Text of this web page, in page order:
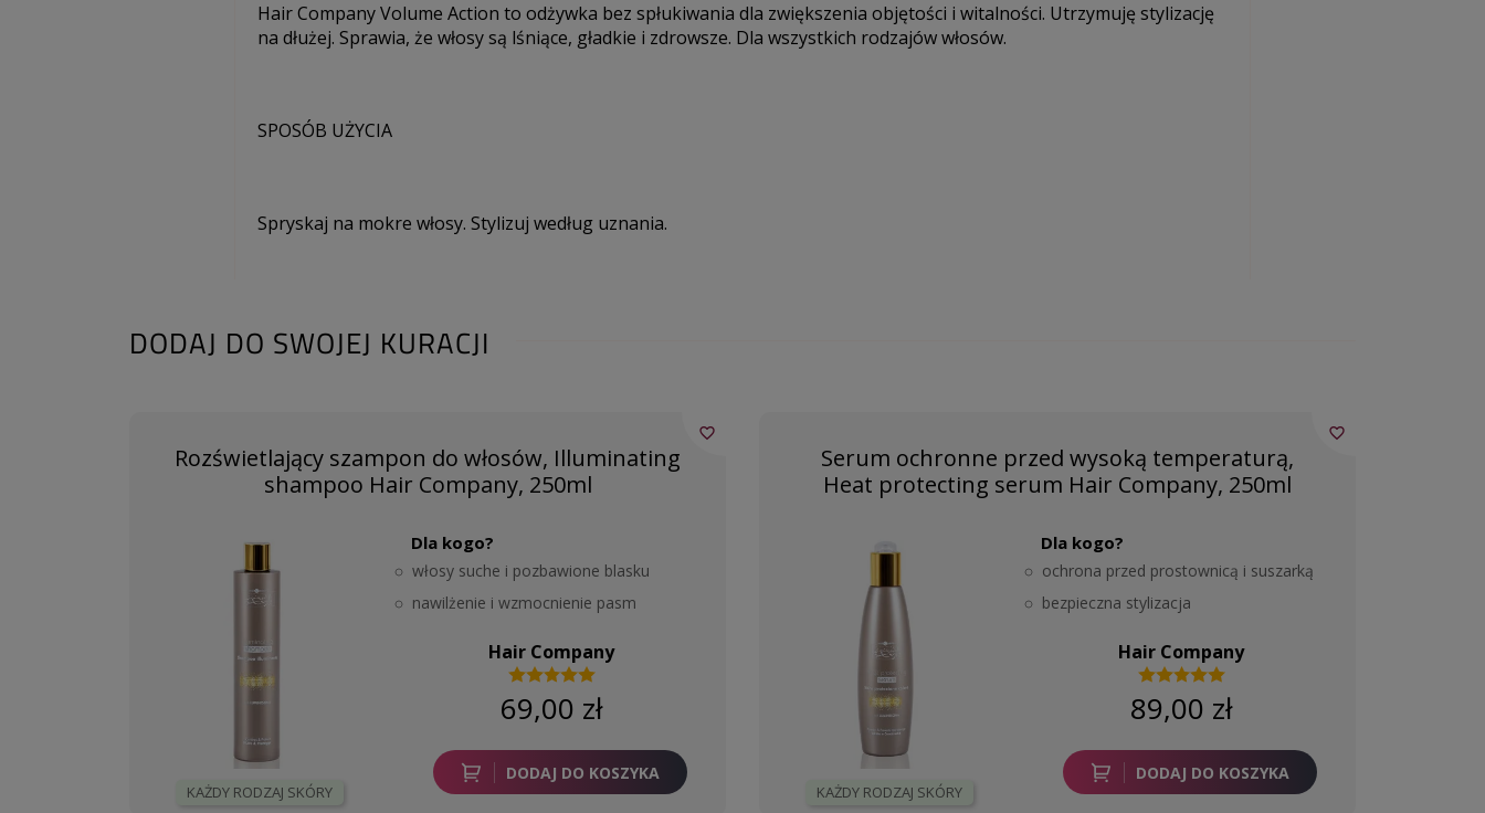
Hair Company Volume Action to odżywka bez spłukiwania dla zwiększenia objętości i witalności. Utrzymuję stylizację
na dłużej. Sprawia, że włosy są lśniące, gładkie i zdrowsze. Dla wszystkich rodzajów włosów.
SPOSÓB UŻYCIA
Spryskaj na mokre włosy. Stylizuj według uznania.
DODAJ DO SWOJEJ KURACJI
Rozświetlający szampon do włosów, Illuminating
shampoo Hair Company, 250ml
KAŻDY RODZAJ SKÓRY
Dla kogo?
włosy suche i pozbawione blasku
nawilżenie i wzmocnienie pasm
Hair Company
69,00 zł
DODAJ DO KOSZYKA
favorite_border
Serum ochronne przed wysoką temperaturą,
Heat protecting serum Hair Company, 250ml
KAŻDY RODZAJ SKÓRY
Dla kogo?
ochrona przed prostownicą i suszarką
bezpieczna stylizacja
Hair Company
89,00 zł
DODAJ DO KOSZYKA
favorite_border